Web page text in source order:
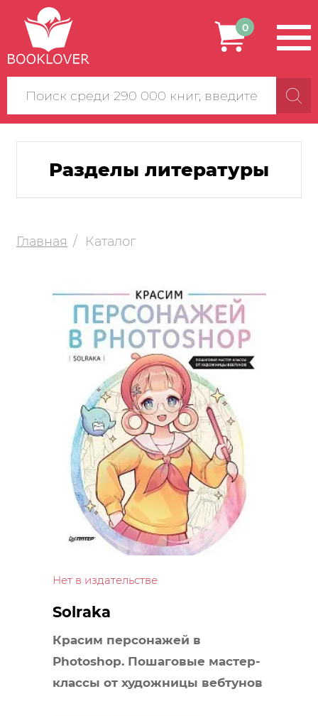
Поиск
по
сайту
0
Разделы литературы
Главная Каталог
Нет в издательстве
Solraka
Красим персонажей в
Photoshop. Пошаговые мастер-
классы от художницы вебтунов